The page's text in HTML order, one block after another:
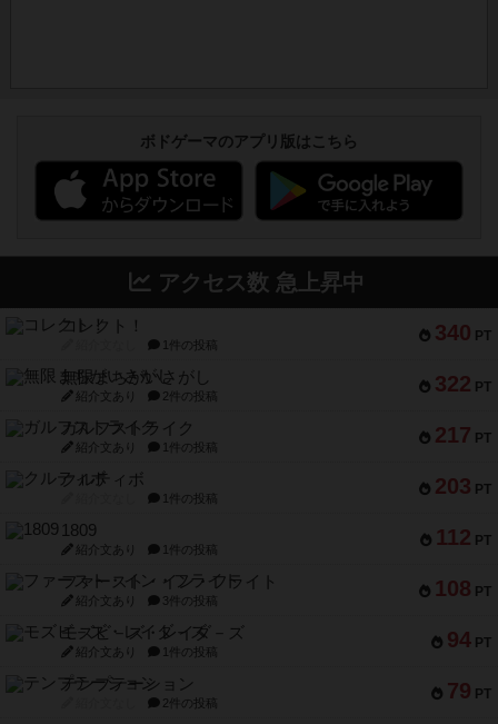
ボドゲーマのアプリ版はこちら
アクセス数 急上昇中
340 PT
コレクト！
1件の投稿
322 PT
無限まちがいさがし
紹介文あり 2件の投稿
217 PT
ガルフストライク
紹介文あり 1件の投稿
203 PT
クルティボ
1件の投稿
112 PT
1809
紹介文あり 1件の投稿
108 PT
ファースト・イン・フライト
紹介文あり 3件の投稿
94 PT
モズビ－ズ・レイダ－ズ
紹介文あり 1件の投稿
79 PT
テンプテーション
2件の投稿